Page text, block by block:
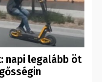
napi legalább öt